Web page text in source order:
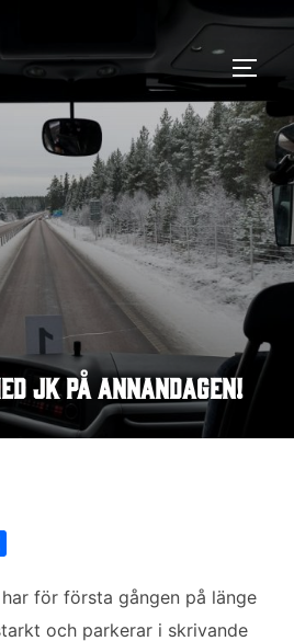
JK på annandagen!
l
a
för första gången på länge
och parkerar i skrivande